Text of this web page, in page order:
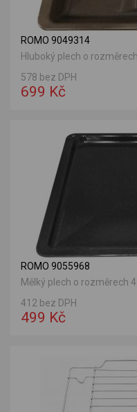
ROMO 9049314
Hluboký plech o
578 bez DPH
699 Kč
ROMO 9055968
Mělký plech o rozměrech
412 bez DPH
499 Kč